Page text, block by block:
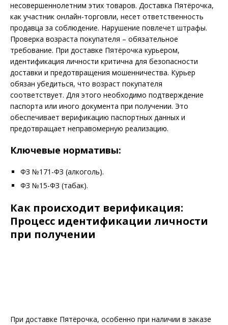
несовершеннолетним этих товаров. Доставка Пятёрочка,
как участник онлайн-торговли, несет ответственность
продавца за соблюдение. Нарушение повлечет штрафы.
Проверка возраста покупателя – обязательное
требование. При доставке Пятёрочка курьером,
идентификация личности критична для безопасности
доставки и предотвращения мошенничества. Курьер
обязан убедиться, что возраст покупателя
соответствует. Для этого необходимо подтверждение
паспорта или иного документа при получении. Это
обеспечивает верификацию паспортных данных и
предотвращает неправомерную реализацию.
Ключевые нормативы:
ФЗ №171-ФЗ (алкоголь).
ФЗ №15-ФЗ (табак).
Как происходит верификация:
Процесс идентификации личности
при получении
При доставке Пятёрочка, особенно при наличии в заказе